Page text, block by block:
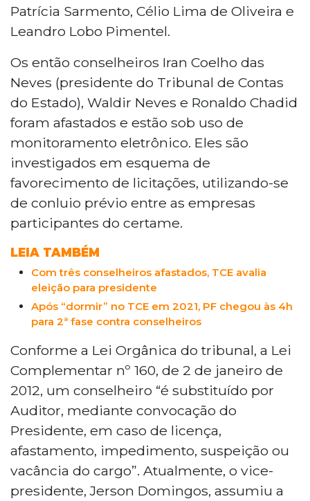
Patrícia Sarmento, Célio Lima de Oliveira e
Leandro Lobo Pimentel.
Os então conselheiros Iran Coelho das
Neves (presidente do Tribunal de Contas
do Estado), Waldir Neves e Ronaldo Chadid
foram afastados e estão sob uso de
monitoramento eletrônico. Eles são
investigados em esquema de
favorecimento de licitações, utilizando-se
de conluio prévio entre as empresas
participantes do certame.
LEIA TAMBÉM
Com três conselheiros afastados, TCE avalia
eleição para presidente
Após “dormir” no TCE em 2021, PF chegou às 4h
para 2ª fase contra conselheiros
Conforme a Lei Orgânica do tribunal, a Lei
Complementar nº 160, de 2 de janeiro de
2012, um conselheiro “é substituído por
Auditor, mediante convocação do
Presidente, em caso de licença,
afastamento, impedimento, suspeição ou
vacância do cargo”. Atualmente, o vice-
presidente, Jerson Domingos, assumiu a